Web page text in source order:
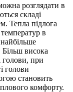
розглядати в
складі
Тепла підлога
в
Більш висока
голови, при
голови
становить
комфорту.